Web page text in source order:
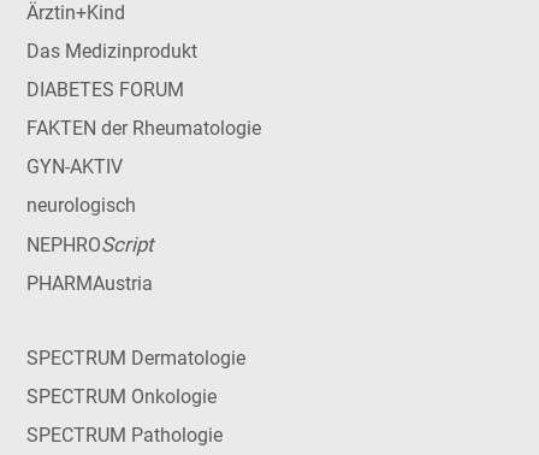
Ärztin+Kind
Das Medizinprodukt
DIABETES FORUM
FAKTEN der Rheumatologie
GYN-AKTIV
neurologisch
NEPHROScript
PHARMAustria
SPECTRUM Dermatologie
SPECTRUM Onkologie
SPECTRUM Pathologie